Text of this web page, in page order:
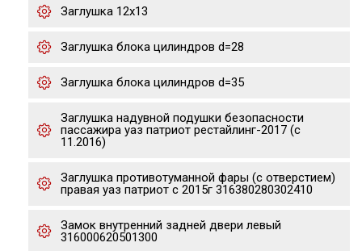
Заглушка 12х13
Заглушка блока цилиндров d=28
Заглушка блока цилиндров d=35
Заглушка надувной подушки безопасности
пассажира уаз патриот рестайлинг-2017 (с
11.2016)
Заглушка противотуманной фары (с отверстием)
правая уаз патриот с 2015г 316380280302410
Замок внутренний задней двери левый
316000620501300